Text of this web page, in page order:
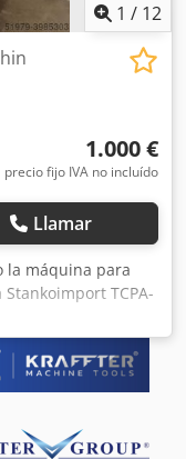
1 / 12
1.000 €
precio fijo IVA no incluído
Llamar
la máquina para
TCPA-